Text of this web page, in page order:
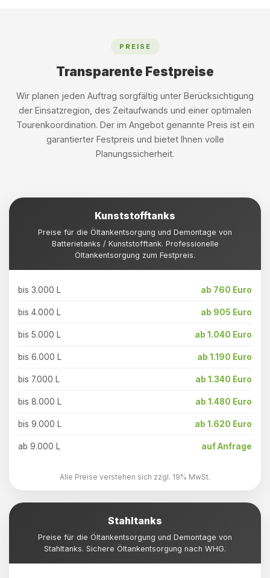
PREISE
Transparente Festpreise
Wir planen jeden Auftrag sorgfältig unter Berücksichtigung
der Einsatzregion, des Zeitaufwands und einer optimalen
Tourenkoordination. Der im Angebot genannte Preis ist ein
garantierter Festpreis und bietet Ihnen volle
Planungssicherheit.
Kunststofftanks
Preise für die Öltankentsorgung und Demontage von
Batterietanks / Kunststofftank. Professionelle
Öltankentsorgung zum Festpreis.
bis 3.000 L ab 760 Euro
bis 4.000 L ab 905 Euro
bis 5.000 L ab 1.040 Euro
bis 6.000 L ab 1.190 Euro
bis 7.000 L ab 1.340 Euro
bis 8.000 L ab 1.480 Euro
bis 9.000 L ab 1.620 Euro
ab 9.000 L auf Anfrage
Alle Preise verstehen sich zzgl. 19% MwSt.
Stahltanks
Preise für die Öltankentsorgung und Demontage von
Stahltanks. Sichere Öltankentsorgung nach WHG.